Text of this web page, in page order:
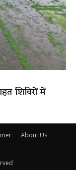
शिविरों में
About Us